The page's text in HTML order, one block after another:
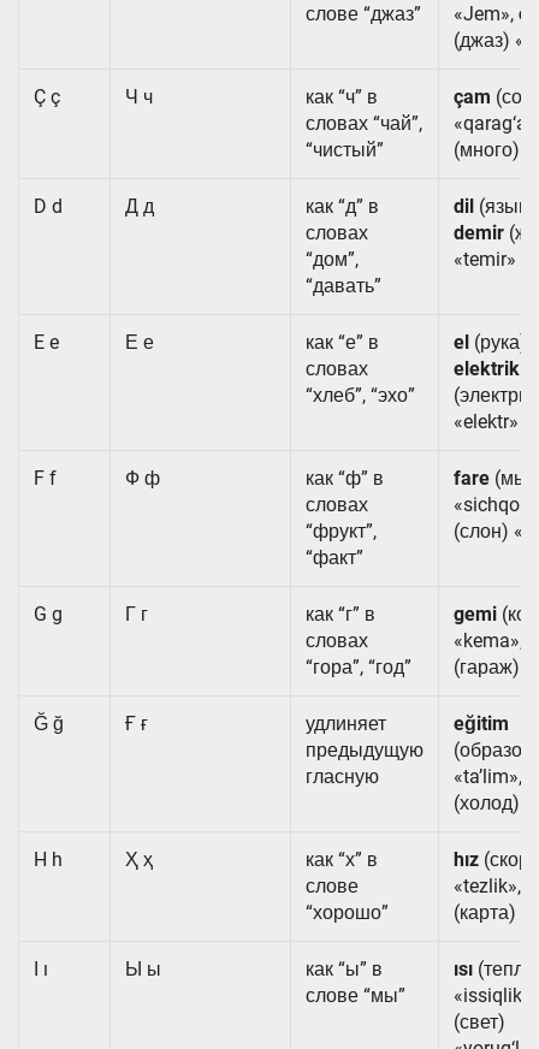
слове “джаз”
«Jem»,
(джаз)
Ç ç Ч ч
как “ч” в
словах “чай”,
“чистый”
çam
(много)
D d Д д
как “д” в
словах
“дом”,
“давать”
dil (язык)
demir
«temir»
E e Е е
как “е” в
словах
“хлеб”, “эхо”
el (рука)
elektrik
«elektr»
F f Ф ф
как “ф” в
словах
“фрукт”,
“факт”
fare
(слон)
G g Г г
как “г” в
словах
“гора”, “год”
gemi
«kema»,
(гараж)
Ğ ğ Ғ ғ
удлиняет
предыдущую
гласную
eğitim
«taʼlim»,
(холод)
H h Ҳ ҳ
как “х” в
слове
“хорошо”
hız
«tezlik»,
(карта)
I ı Ы ы
как “ы” в
слове “мы”
ısı
«issiqlik»,
(свет)